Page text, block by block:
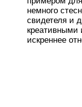
немного
свидетеля и
креативными
искреннее